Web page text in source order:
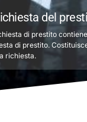
del
di prestito
di prestito.
richiesta.